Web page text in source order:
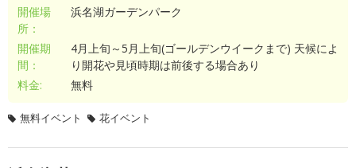
開催場
所：
浜名湖ガーデンパーク
開催期
間：
4月上旬～5月上旬(ゴールデンウイークまで) 天候によ
り開花や見頃時期は前後する場合あり
料金:
無料
無料イベント 花イベント